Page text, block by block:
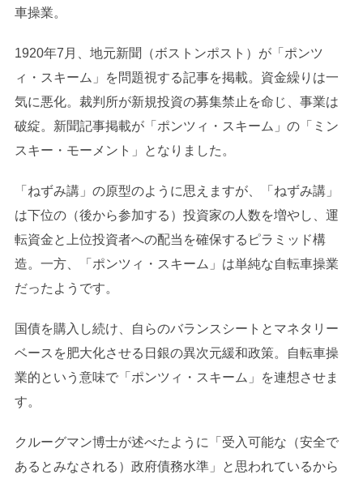
車操業。
1920年7月、地元新聞（ボストンポスト）が「ポンツ
ィ・スキーム」を問題視する記事を掲載。資金繰りは一
気に悪化。裁判所が新規投資の募集禁止を命じ、事業は
破綻。新聞記事掲載が「ポンツィ・スキーム」の「ミン
スキー・モーメント」となりました。
「ねずみ講」の原型のように思えますが、「ねずみ講」
は下位の（後から参加する）投資家の人数を増やし、運
転資金と上位投資者への配当を確保するピラミッド構
造。一方、「ポンツィ・スキーム」は単純な自転車操業
だったようです。
国債を購入し続け、自らのバランスシートとマネタリー
ベースを肥大化させる日銀の異次元緩和政策。自転車操
業的という意味で「ポンツィ・スキーム」を連想させま
す。
クルーグマン博士が述べたように「受入可能な（安全で
あるとみなされる）政府債務水準」と思われているから